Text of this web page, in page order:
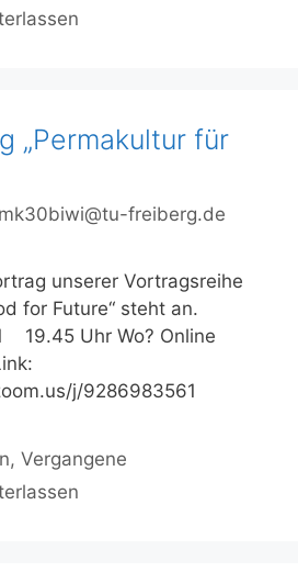
„Permakultur für
mk30biwi@tu-freiberg.de
unserer Vortragsreihe
for Future“ steht an.
19.45 Uhr Wo? Online
j/9286983561
,Vergangene